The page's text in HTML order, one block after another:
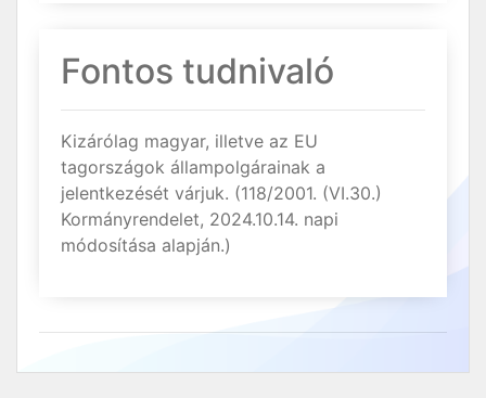
Fontos tudnivaló
Kizárólag magyar, illetve az EU
tagországok állampolgárainak a
jelentkezését várjuk. (118/2001. (VI.30.)
Kormányrendelet, 2024.10.14. napi
módosítása alapján.)